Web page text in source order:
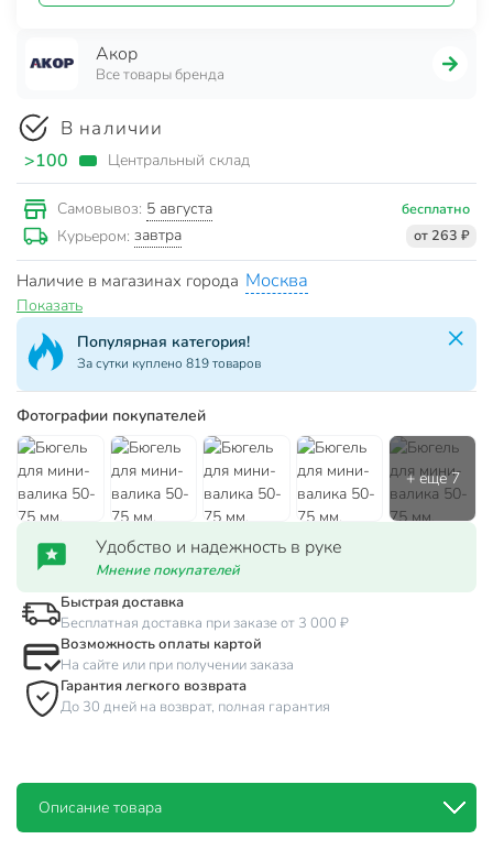
Акор
Все товары бренда
В наличии
>100 Центральный склад
Самовывоз: 5 августа бесплатно
Курьером: завтра от 263 ₽
Наличие в магазинах города Москва
Показать
Популярная категория!
За сутки куплено 819 товаров
Фотографии покупателей
Удобство и надежность в руке
Мнение покупателей
Быстрая доставка
Бесплатная доставка при заказе от 3 000 ₽
Возможность оплаты картой
На сайте или при получении заказа
Гарантия легкого возврата
До 30 дней на возврат, полная гарантия
Описание товара